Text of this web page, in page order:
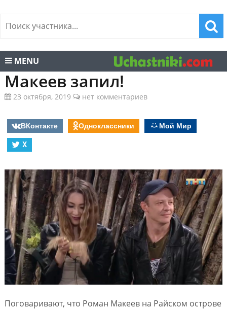
MENU
Макеев запил!
23 октября, 2019 нет комментариев
ВКонтакте Одноклассники
Мой Мир
X
Поговаривают, что Роман Макеев на Райском острове